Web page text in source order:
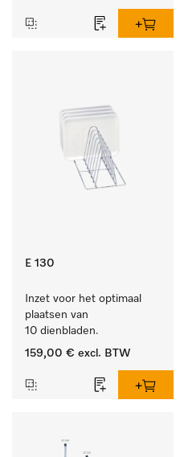
E 130
Inzet voor het optimaal
plaatsen van
10 dienbladen.
159,00 € excl. BTW